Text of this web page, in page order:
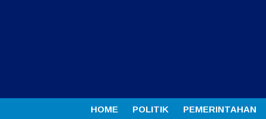
HOME POLITIK PEMERINTAHAN